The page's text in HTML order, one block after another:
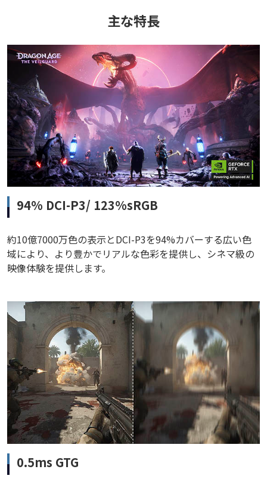
主な特長
94% DCI-P3/ 123%sRGB
約10億7000万色の表示とDCI-P3を94%カバーする広い色
域により、より豊かでリアルな色彩を提供し、シネマ級の
映像体験を提供します。
0.5ms GTG